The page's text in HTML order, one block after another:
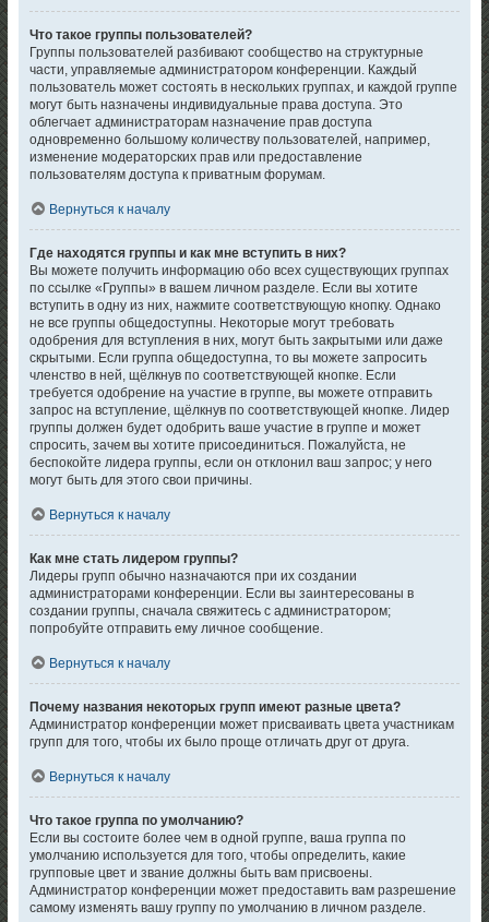
Что такое группы пользователей?
Группы пользователей разбивают сообщество на структурные
части, управляемые администратором конференции. Каждый
пользователь может состоять в нескольких группах, и каждой группе
могут быть назначены индивидуальные права доступа. Это
облегчает администраторам назначение прав доступа
одновременно большому количеству пользователей, например,
изменение модераторских прав или предоставление
пользователям доступа к приватным форумам.
Вернуться к началу
Где находятся группы и как мне вступить в них?
Вы можете получить информацию обо всех существующих группах
по ссылке «Группы» в вашем личном разделе. Если вы хотите
вступить в одну из них, нажмите соответствующую кнопку. Однако
не все группы общедоступны. Некоторые могут требовать
одобрения для вступления в них, могут быть закрытыми или даже
скрытыми. Если группа общедоступна, то вы можете запросить
членство в ней, щёлкнув по соответствующей кнопке. Если
требуется одобрение на участие в группе, вы можете отправить
запрос на вступление, щёлкнув по соответствующей кнопке. Лидер
группы должен будет одобрить ваше участие в группе и может
спросить, зачем вы хотите присоединиться. Пожалуйста, не
беспокойте лидера группы, если он отклонил ваш запрос; у него
могут быть для этого свои причины.
Вернуться к началу
Как мне стать лидером группы?
Лидеры групп обычно назначаются при их создании
администраторами конференции. Если вы заинтересованы в
создании группы, сначала свяжитесь с администратором;
попробуйте отправить ему личное сообщение.
Вернуться к началу
Почему названия некоторых групп имеют разные цвета?
Администратор конференции может присваивать цвета участникам
групп для того, чтобы их было проще отличать друг от друга.
Вернуться к началу
Что такое группа по умолчанию?
Если вы состоите более чем в одной группе, ваша группа по
умолчанию используется для того, чтобы определить, какие
групповые цвет и звание должны быть вам присвоены.
Администратор конференции может предоставить вам разрешение
самому изменять вашу группу по умолчанию в личном разделе.